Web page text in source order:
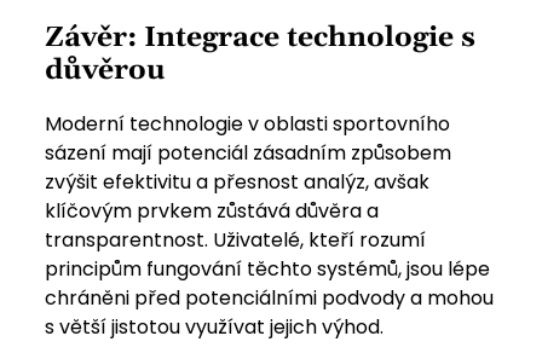
Závěr: Integrace technologie s
důvěrou
Moderní technologie v oblasti sportovního
sázení mají potenciál zásadním způsobem
zvýšit efektivitu a přesnost analýz, avšak
klíčovým prvkem zůstává důvěra a
transparentnost. Uživatelé, kteří rozumí
principům fungování těchto systémů, jsou lépe
chráněni před potenciálními podvody a mohou
s větší jistotou využívat jejich výhod.